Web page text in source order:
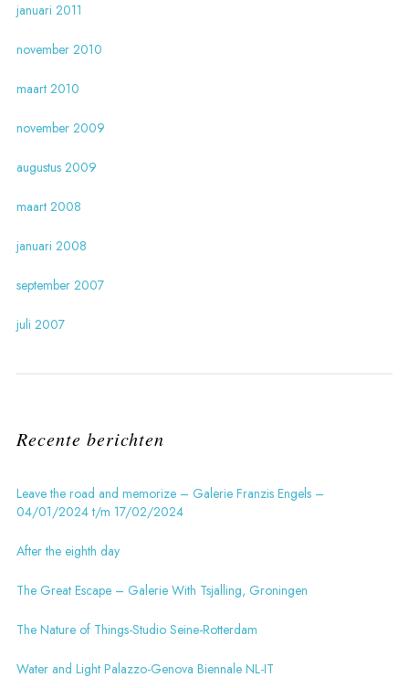
januari 2011
november 2010
maart 2010
november 2009
augustus 2009
maart 2008
januari 2008
september 2007
juli 2007
Recente berichten
Leave the road and memorize – Galerie Franzis Engels –
04/01/2024 t/m 17/02/2024
After the eighth day
The Great Escape – Galerie With Tsjalling, Groningen
The Nature of Things-Studio Seine-Rotterdam
Water and Light Palazzo-Genova Biennale NL-IT